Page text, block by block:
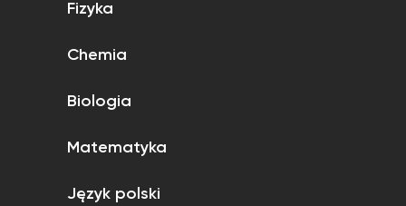
Fizyka
Chemia
Biologia
Matematyka
Język polski